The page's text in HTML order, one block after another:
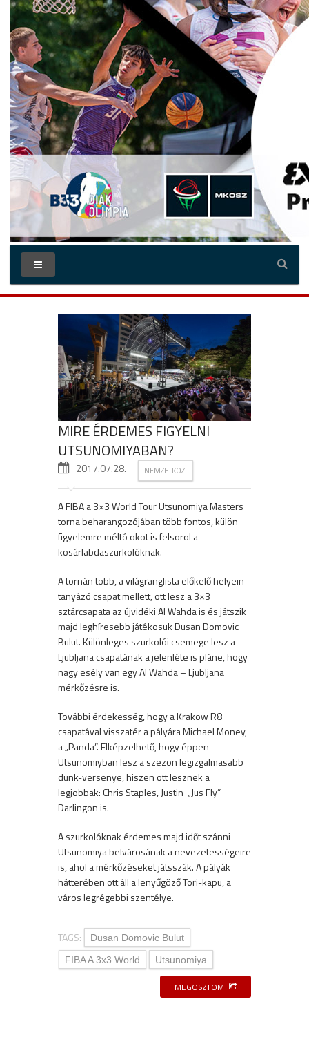
MIRE ÉRDEMES FIGYELNI
UTSUNOMIYABAN?
2017.07.28. | NEMZETKÖZI
A FIBA a 3×3 World Tour Utsunomiya Masters
torna beharangozójában több fontos, külön
figyelemre méltó okot is felsorol a
kosárlabdaszurkolóknak.
A tornán több, a világranglista előkelő helyein
tanyázó csapat mellett, ott lesz a 3×3
sztárcsapata az újvidéki Al Wahda is és játszik
majd leghíresebb játékosuk Dusan Domovic
Bulut. Különleges szurkolói csemege lesz a
Ljubljana csapatának a jelenléte is pláne, hogy
nagy esély van egy Al Wahda – Ljubljana
mérkőzésre is.
További érdekesség, hogy a Krakow R8
csapatával visszatér a pályára Michael Money,
a „Panda”. Elképzelhető, hogy éppen
Utsunomiyban lesz a szezon legizgalmasabb
dunk-versenye, hiszen ott lesznek a
legjobbak: Chris Staples, Justin „Jus Fly”
Darlingon is.
A szurkolóknak érdemes majd időt szánni
Utsunomiya belvárosának a nevezetességeire
is, ahol a mérkőzéseket játsszák. A pályák
hátterében ott áll a lenyűgöző Tori-kapu, a
város legrégebbi szentélye.
TAGS:
Dusan Domovic Bulut
FIBA A 3x3 World
Utsunomiya
MEGOSZTOM